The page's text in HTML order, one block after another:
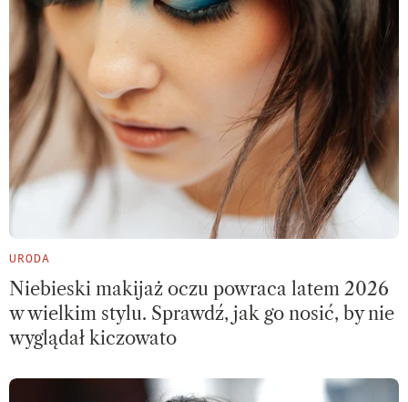
URODA
Niebieski makijaż oczu powraca latem 2026
w wielkim stylu. Sprawdź, jak go nosić, by nie
wyglądał kiczowato